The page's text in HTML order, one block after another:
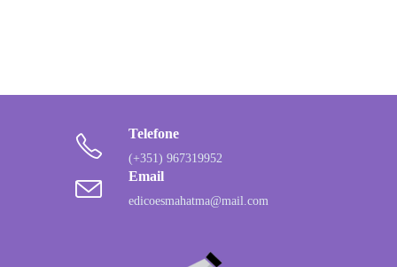
Telefone
(+351) 967319952
Email
edicoesmahatma@mail.com